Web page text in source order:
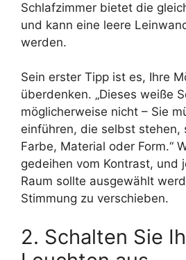
Schlafzimmer bietet die
und kann eine leere
werden.
Sein erster Tipp ist es, Ihre
überdenken. „Dieses weiße
möglicherweise nicht – Sie
einführen, die selbst stehen,
Farbe, Material oder Form.“
gedeihen vom Kontrast, und
Raum sollte ausgewählt
Stimmung zu verschieben.
2. Schalten Sie